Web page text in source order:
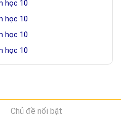
học 10
học 10
học 10
học 10
Chủ đề nổi bật